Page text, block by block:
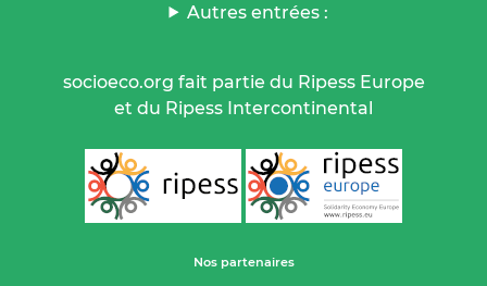
Autres entrées :
socioeco.org fait partie du Ripess Europe
et du Ripess Intercontinental
Nos partenaires